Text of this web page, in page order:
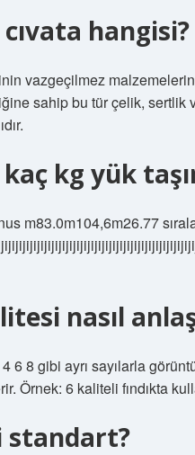
hangisi?
vazgeçilmez
sahip bu tür çelik, sertlik
kg yük
m83.0m104,6m26.77
nasıl
6 8 gibi ayrı sayılarla
Örnek: 6 kaliteli fındıkta
standart?